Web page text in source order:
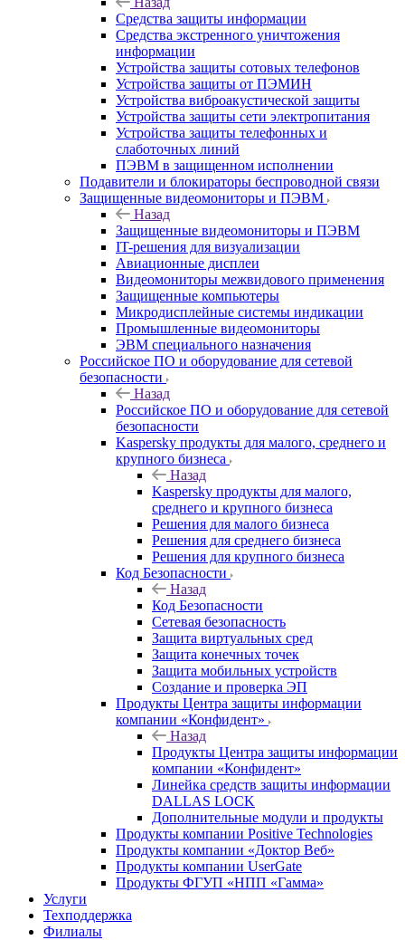
Средства защиты информации
Средства экстренного уничтожения
информации
Устройства защиты сотовых телефонов
Устройства защиты от ПЭМИН
Устройства виброакустической защиты
Устройства защиты сети электропитания
Устройства защиты телефонных и
слаботочных линий
ПЭВМ в защищенном исполнении
Подавители и блокираторы беспроводной связи
Защищенные видеомониторы и ПЭВМ
Назад
Защищенные видеомониторы и ПЭВМ
IT-решения для визуализации
Авиационные дисплеи
Видеомониторы межвидового применения
Защищенные компьютеры
Микродисплейные системы индикации
Промышленные видеомониторы
ЭВМ специального назначения
Российское ПО и оборудование для сетевой
безопасности
Назад
Российское ПО и оборудование для сетевой
безопасности
Kaspersky продукты для малого, среднего и
крупного бизнеса
Назад
Kaspersky продукты для малого,
среднего и крупного бизнеса
Решения для малого бизнеса
Решения для среднего бизнеса
Решения для крупного бизнеса
Код Безопасности
Назад
Код Безопасности
Сетевая безопасность
Защита виртуальных сред
Защита конечных точек
Защита мобильных устройств
Создание и проверка ЭП
Продукты Центра защиты информации
компании «Конфидент»
Назад
Продукты Центра защиты информации
компании «Конфидент»
Линейка средств защиты информации
DALLAS LOCK
Дополнительные модули и продукты
Продукты компании Positive Technologies
Продукты компании «Доктор Веб»
Продукты компании UserGate
Продукты ФГУП «НПП «Гамма»
Услуги
Техподдержка
Филиалы